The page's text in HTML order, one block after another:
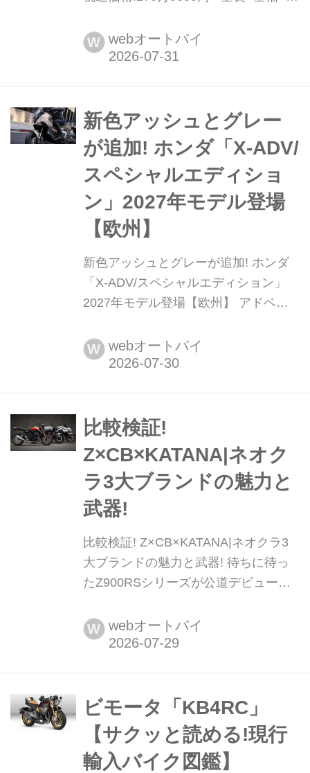
ス:1455mm シート高:832mm 車両重
量:198kg BMWが誇るスーパースポー
W webオートバイ
新色アッシュとグレー
が追加! ホンダ「X-ADV/
スペシャルエディショ
ン」2027年モデル登場
【欧州】
新色アッシュとグレーが追加! ホンダ
「X-ADV/スペシャルエディション」
2027年モデル登場【欧州】 アドベン
を高度に融合させ、独自のSUVイメー
ジを確立したホンダ「X-ADV」。欧州
された佇まいとなった。
W webオートバイ
比較検証!
Z×CB×KATANA|ネオク
ラ3大ブランドの魅力と
武器!
比較検証! Z×CB×KATANA|ネオクラ3
大ブランドの魅力と武器! 待ちに待っ
たZ900RSシリーズが公道デビューを
なるライバルとの比較をしてみよう。
ホンダのCB1000F、スズキの
器について検証していくことにしよ
う。
W webオートバイ
ビモータ「KB4RC」
【サクッと読める!現行
輸入バイク図鑑】